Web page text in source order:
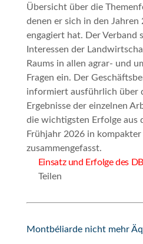
Übersicht über die
denen er sich in den Jahren
engagiert hat. Der Verband
Interessen der
Raums in allen agrar- und
Fragen ein. Der
informiert ausführlich über
Ergebnisse der einzelnen
die wichtigsten Erfolge aus
Frühjahr 2026 in kompakter
zusammengefasst.
Einsatz und Erfolge des
Teilen
Montbéliarde nicht mehr